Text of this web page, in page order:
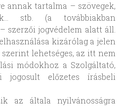
annak tartalma – szövegek,
stb. (a továbbiakban
szerzői jogvédelem alatt áll.
kizárólag a jelen
lehetséges, az itt nem
módokhoz a Szolgáltató,
előzetes írásbeli
az általa nyilvánosságra